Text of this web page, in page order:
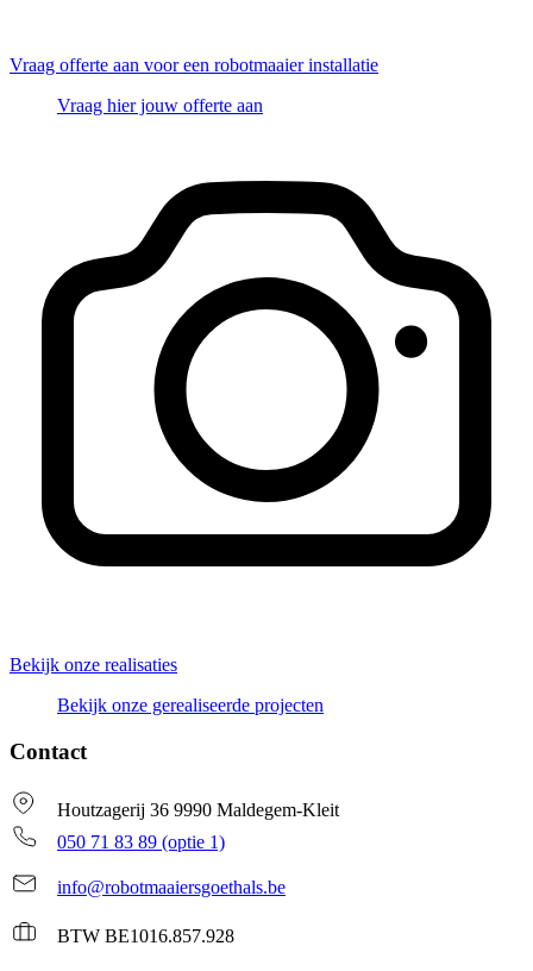
Vraag offerte aan voor een robotmaaier installatie
Vraag hier jouw offerte aan
Bekijk onze realisaties
Bekijk onze gerealiseerde projecten
Contact
Houtzagerij 36 9990 Maldegem-Kleit
050 71 83 89 (optie 1)
info@robotmaaiersgoethals.be
BTW BE1016.857.928